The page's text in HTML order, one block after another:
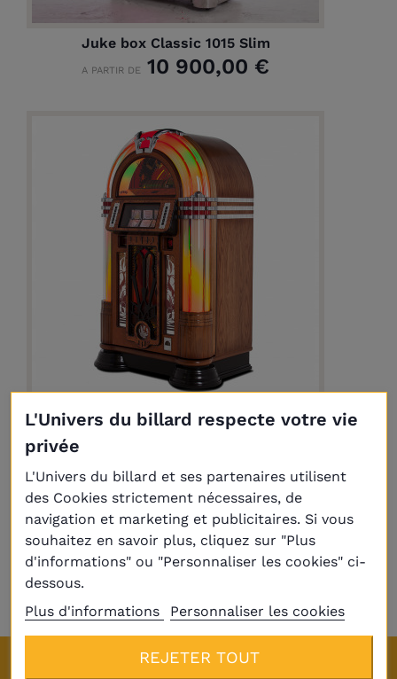
Juke box Classic 1015 Slim
A PARTIR DE 10 900,00 €
Juke box Manhattan
Affichage 1-2 de 2 article(s)
L'Univers du billard respecte votre vie
privée
L'Univers du billard et ses partenaires utilisent
des Cookies strictement nécessaires, de
navigation et marketing et publicitaires. Si vous
souhaitez en savoir plus, cliquez sur "Plus
d'informations" ou "Personnaliser les cookies" ci-
dessous.
Plus d'informations
Personnaliser les cookies
REJETER TOUT